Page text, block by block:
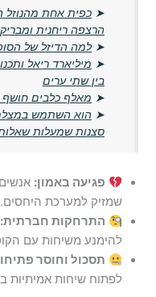
➤כפית אחת מהנוזל
הרצפה ריחנית
➤למה הדיזל של
➤ מיליארד ריאל
בין שתי ערים
➤ מאלף כלבים
➤ הוא השתמש
סצנות שמעלות
פגיעה באמון:
שמזיק למערכת היחסים.
התרחקות חברתית:
להימנע משיחות עם
תסכול וחוסר
לפתוח שיחות אמיתיות